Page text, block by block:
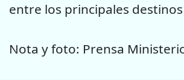
entre los principales
Nota y foto: Prensa